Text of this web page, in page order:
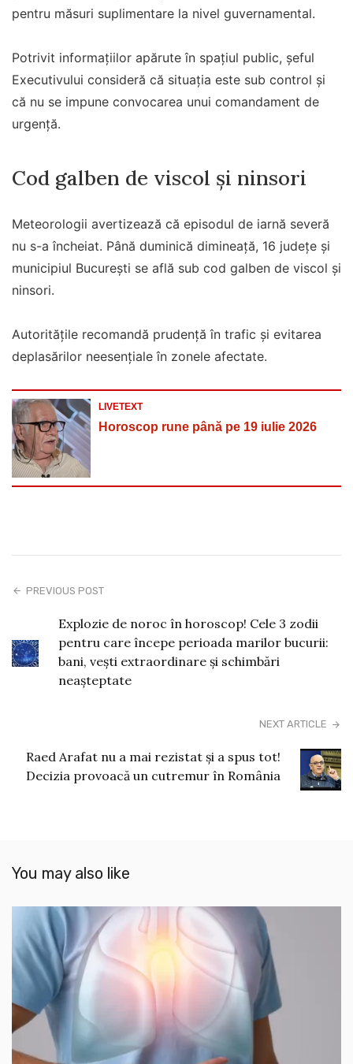
pentru măsuri suplimentare la nivel guvernamental.
Potrivit informațiilor apărute în spațiul public, șeful
Executivului consideră că situația este sub control și
că nu se impune convocarea unui comandament de
urgență.
Cod galben de viscol și ninsori
Meteorologii avertizează că episodul de iarnă severă
nu s-a încheiat. Până duminică dimineață, 16 județe și
municipiul București se află sub cod galben de viscol și
ninsori.
Autoritățile recomandă prudență în trafic și evitarea
deplasărilor neesențiale în zonele afectate.
LIVETEXT
Horoscop rune până pe 19 iulie 2026
PREVIOUS POST
Explozie de noroc în horoscop! Cele 3 zodii
pentru care începe perioada marilor bucurii:
bani, vești extraordinare și schimbări
neașteptate
NEXT ARTICLE
Raed Arafat nu a mai rezistat și a spus tot!
Decizia provoacă un cutremur în România
You may also like